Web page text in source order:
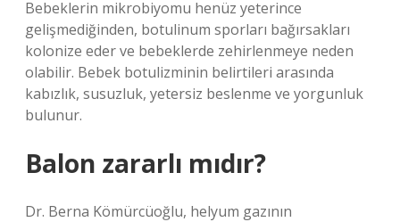
Bebeklerin mikrobiyomu henüz yeterince
gelişmediğinden, botulinum sporları bağırsakları
kolonize eder ve bebeklerde zehirlenmeye neden
olabilir. Bebek botulizminin belirtileri arasında
kabızlık, susuzluk, yetersiz beslenme ve yorgunluk
bulunur.
Balon zararlı mıdır?
Dr. Berna Kömürcüoğlu, helyum gazının